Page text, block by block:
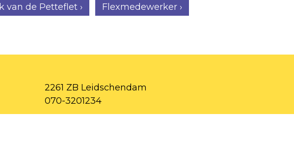
van de Petteflet › Flexmedewerker ›
2261 ZB Leidschendam
070-3201234